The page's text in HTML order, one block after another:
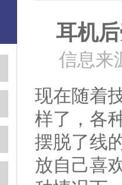
耳机
信息来
现在随着
样了，各
摆脱了线
放自己喜